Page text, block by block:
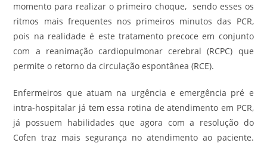
momento para realizar o primeiro choque, sendo esses os
ritmos mais frequentes nos primeiros minutos das PCR,
pois na realidade é este tratamento precoce em conjunto
com a reanimação cardiopulmonar cerebral (RCPC) que
permite o retorno da circulação espontânea (RCE).
Enfermeiros que atuam na urgência e emergência pré e
intra-hospitalar já tem essa rotina de atendimento em PCR,
já possuem habilidades que agora com a resolução do
Cofen traz mais segurança no atendimento ao paciente.